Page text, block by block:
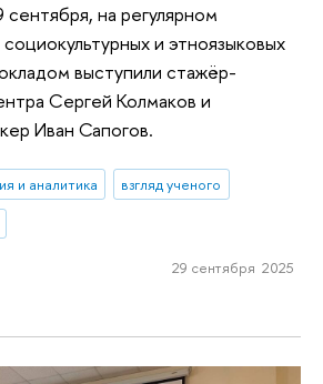
на регулярном
и этноязыковых
выступили стажёр-
Сергей Колмаков и
Иван Сапогов.
и аналитика
взгляд ученого
29 сентября 2025